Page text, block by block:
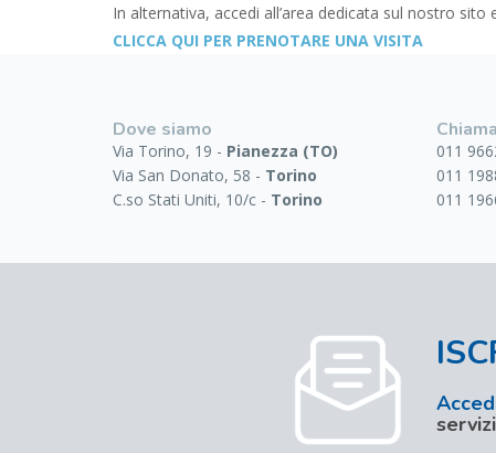
In alternativa, accedi all’area dedicata sul nostro sito
CLICCA QUI PER PRENOTARE UNA VISITA
Dove siamo
Via Torino, 19 - Pianezza (TO)
Via San Donato, 58 - Torino
C.so Stati Uniti, 10/c - Torino
011
011
011
servizi